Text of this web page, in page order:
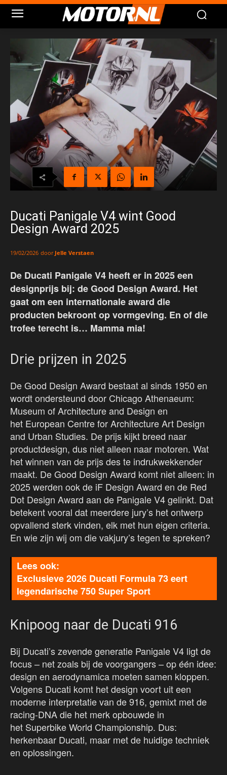
Ducati Panigale V4 wint Good
Design Award 2025
19/02/2026 door Jelle Verstaen
De Ducati Panigale V4 heeft er in 2025 een
designprijs bij: de Good Design Award. Het
gaat om een internationale award die
producten bekroont op vormgeving. En of die
trofee terecht is… Mamma mia!
Drie prijzen in 2025
De Good Design Award bestaat al sinds 1950 en
wordt ondersteund door Chicago Athenaeum:
Museum of Architecture and Design en
het European Centre for Architecture Art Design
and Urban Studies. De prijs kijkt breed naar
productdesign, dus niet alleen naar motoren. Wat
het winnen van de prijs des te indrukwekkender
maakt. De Good Design Award komt niet alleen: in
2025 werden ook de iF Design Award en de Red
Dot Design Award aan de Panigale V4 gelinkt. Dat
betekent vooral dat meerdere jury’s het ontwerp
opvallend sterk vinden, elk met hun eigen criteria.
En wie zijn wij om die vakjury’s tegen te spreken?
Exclusieve 2026 Ducati Formula 73 eert
legendarische 750 Super Sport
Knipoog naar de Ducati 916
Bij Ducati’s zevende generatie Panigale V4 ligt de
focus – net zoals bij de voorgangers – op één idee:
design en aerodynamica moeten samen kloppen.
Volgens Ducati komt het design voort uit een
moderne interpretatie van de 916, gemixt met de
racing-DNA die het merk opbouwde in
het Superbike World Championship. Dus:
herkenbaar Ducati, maar met de huidige techniek
en oplossingen.